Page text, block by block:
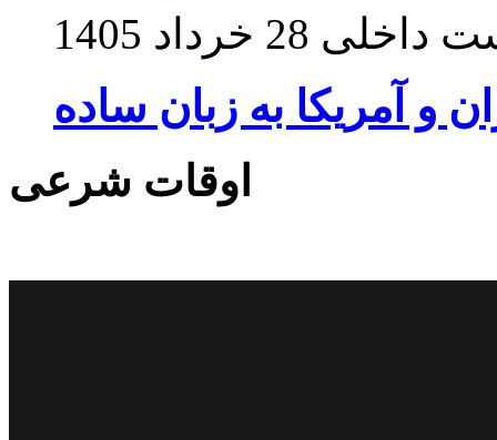
داخلی 28 خرداد 1405
و آمریکا به زبان ساده
اوقات شرعی